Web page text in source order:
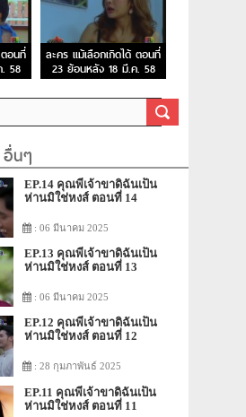
อนที่
58
ละคร แม้เลือกเกิดได้ ตอนที่
23 ย้อนหลัง 18 มี.ค. 58
นๆ
EP.14 คุณพี่เจ้าขาดิฉันเป็น
ห่านมิใช่หงส์ ตอนที่ 14
: 06 มีนาคม 2025
EP.13 คุณพี่เจ้าขาดิฉันเป็น
ห่านมิใช่หงส์ ตอนที่ 13
: 06 มีนาคม 2025
EP.12 คุณพี่เจ้าขาดิฉันเป็น
ห่านมิใช่หงส์ ตอนที่ 12
: 28 กุมภาพันธ์ 2025
EP.11 คุณพี่เจ้าขาดิฉันเป็น
ห่านมิใช่หงส์ ตอนที่ 11